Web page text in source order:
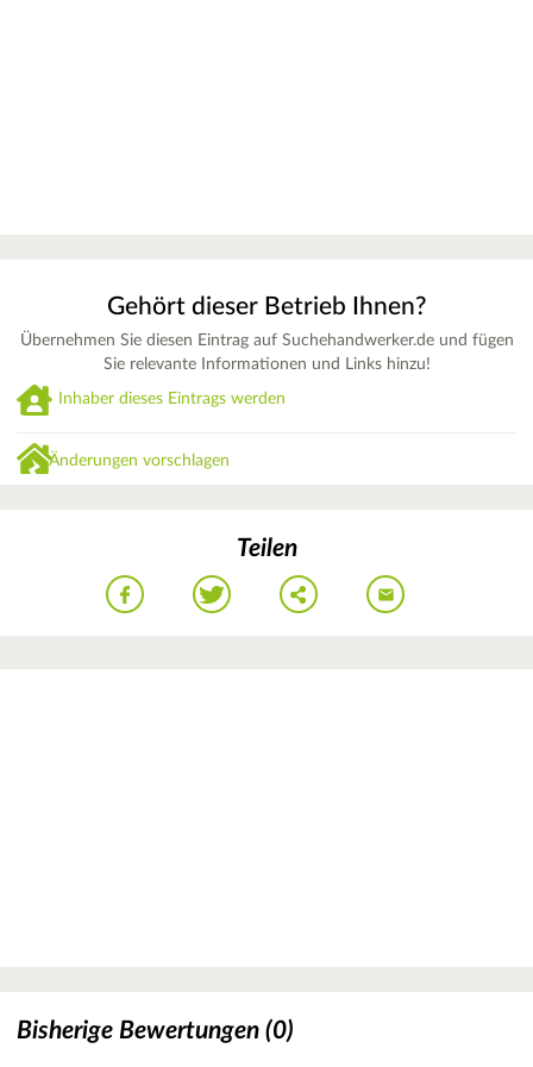
Gehört dieser Betrieb Ihnen?
Übernehmen Sie diesen Eintrag auf Suchehandwerker.de und fügen
Sie relevante Informationen und Links hinzu!
Inhaber dieses Eintrags werden
Änderungen vorschlagen
Teilen
Bisherige Bewertungen (0)